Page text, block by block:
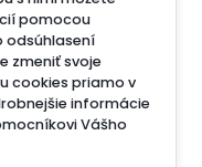
pomocou
odsúhlasení
zmeniť svoje
cookies priamo v
informácie
Vášho